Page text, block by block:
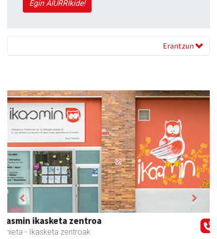
Egin AIURRIkide!
Erantzun
Magale Ikastetxea
Urnieta - Hezkuntza
Previous Next